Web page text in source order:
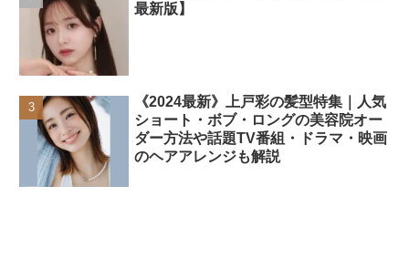
最新版】
《2024最新》上戸彩の髪型特集｜人気
ショート・ボブ・ロングの美容院オー
ダー方法や話題TV番組・ドラマ・映画
のヘアアレンジも解説